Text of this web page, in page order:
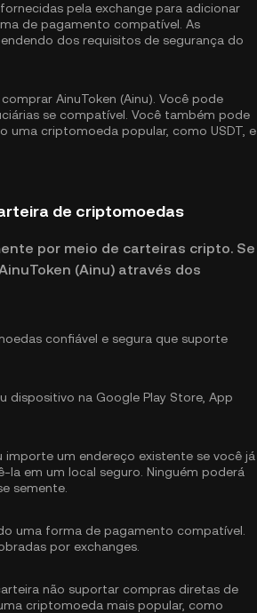
pela exchange para adicionar
de pagamento compatível. As
dos requisitos de segurança do
AinuToken (Ainu). Você pode
se compatível. Você também pode
uma criptomoeda popular, como USDT , e
de criptomoedas
por meio de carteiras cripto. Se
(Ainu) através dos
confiável e segura que suporte
dispositivo na Google Play Store, App
um endereço existente se você já
em um local seguro. Ninguém poderá
semente.
uma forma de pagamento compatível.
por exchanges.
não suportar compras diretas de
criptomoeda mais popular, como